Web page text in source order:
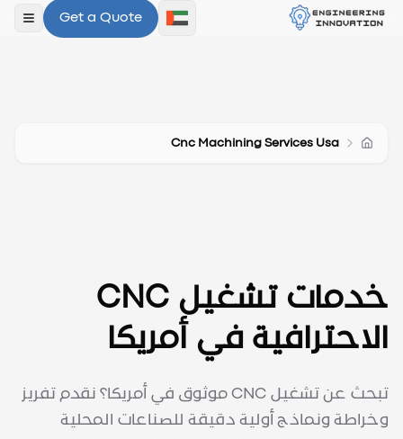
Get a Quote
فتح
Cnc Machining Services Usa
خدمات تشغيل CNC
الاحترافية في أمريكا
تبحث عن تشغيل CNC موثوق في أمريكا؟ نقدم تفريز
وخراطة ونماذج أولية دقيقة للصناعات المحلية